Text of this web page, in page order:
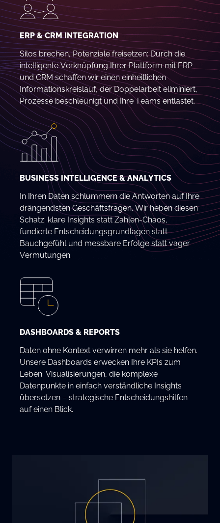
ERP & CRM INTEGRATION
Silos brechen, Potenziale freisetzen: Durch die
intelligente Verknüpfung Ihrer Plattform mit ERP
und CRM schaffen wir einen einheitlichen
Informationskreislauf, der Doppelarbeit eliminiert,
Prozesse beschleunigt und Ihre Teams entlastet.
BUSINESS INTELLIGENCE & ANALYTICS
In Ihren Daten schlummern die Antworten auf Ihre
drängendsten Geschäftsfragen. Wir heben diesen
Schatz: klare Insights statt Zahlen-Chaos,
fundierte Entscheidungsgrundlagen statt
Bauchgefühl und messbare Erfolge statt vager
Vermutungen.
DASHBOARDS & REPORTS
Daten ohne Kontext verwirren mehr als sie helfen.
Unsere Dashboards erwecken Ihre KPIs zum
Leben: Visualisierungen, die komplexe
Datenpunkte in einfach verständliche Insights
übersetzen – strategische Entscheidungshilfen
auf einen Blick.